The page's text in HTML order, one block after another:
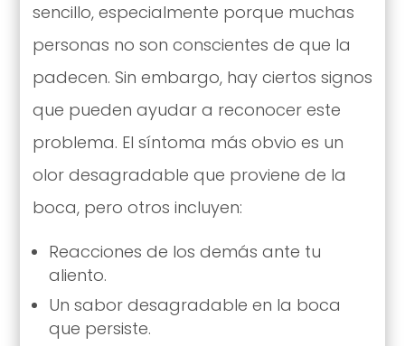
sencillo, especialmente porque muchas
personas no son conscientes de que la
padecen. Sin embargo, hay ciertos signos
que pueden ayudar a reconocer este
problema. El síntoma más obvio es un
olor desagradable que proviene de la
boca, pero otros incluyen:
Reacciones de los demás ante tu
aliento.
Un sabor desagradable en la boca
que persiste.